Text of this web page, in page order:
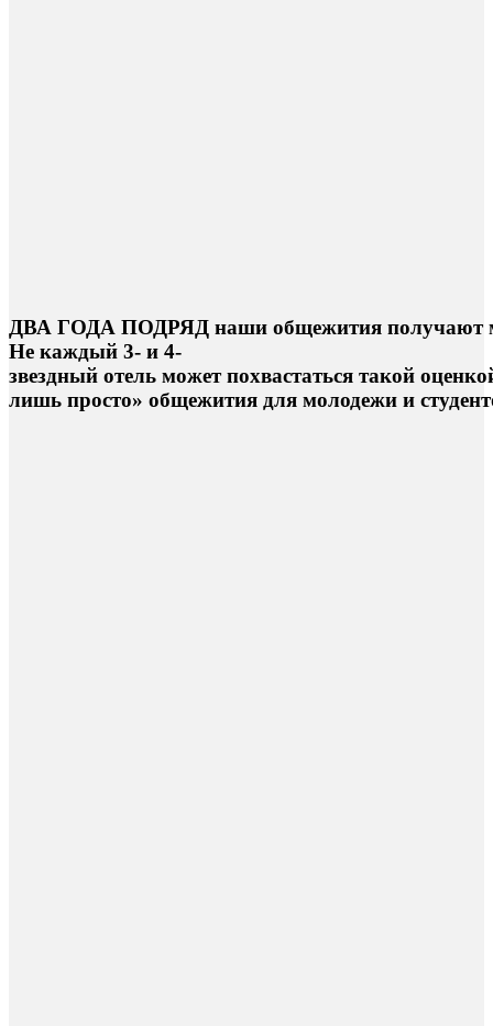
ДВА ГОДА ПОДРЯД наши общежития получают
Не каждый 3- и 4-
звездный отель может похвастаться такой оценко
лишь просто» общежития для молодежи и студент